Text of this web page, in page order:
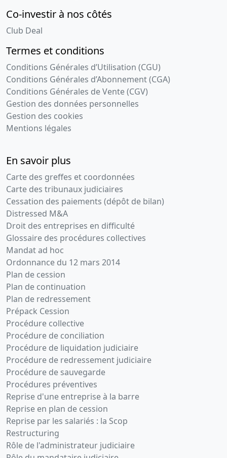
Co-investir à nos côtés
Club Deal
Termes et conditions
Conditions Générales d’Utilisation (CGU)
Conditions Générales d’Abonnement (CGA)
Conditions Générales de Vente (CGV)
Gestion des données personnelles
Gestion des cookies
Mentions légales
En savoir plus
Carte des greffes et coordonnées
Carte des tribunaux judiciaires
Cessation des paiements (dépôt de bilan)
Distressed M&A
Droit des entreprises en difficulté
Glossaire des procédures collectives
Mandat ad hoc
Ordonnance du 12 mars 2014
Plan de cession
Plan de continuation
Plan de redressement
Prépack Cession
Procédure collective
Procédure de conciliation
Procédure de liquidation judiciaire
Procédure de redressement judiciaire
Procédure de sauvegarde
Procédures préventives
Reprise d'une entreprise à la barre
Reprise en plan de cession
Reprise par les salariés : la Scop
Restructuring
Rôle de l'administrateur judiciaire